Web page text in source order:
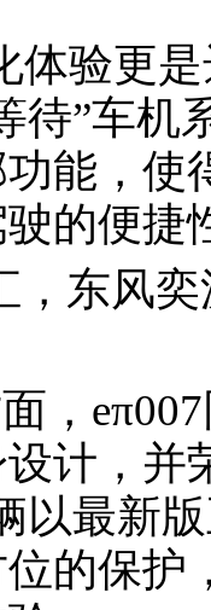
体验更
待”车机
能，使
的便捷
，
计，并
以最新
的保护